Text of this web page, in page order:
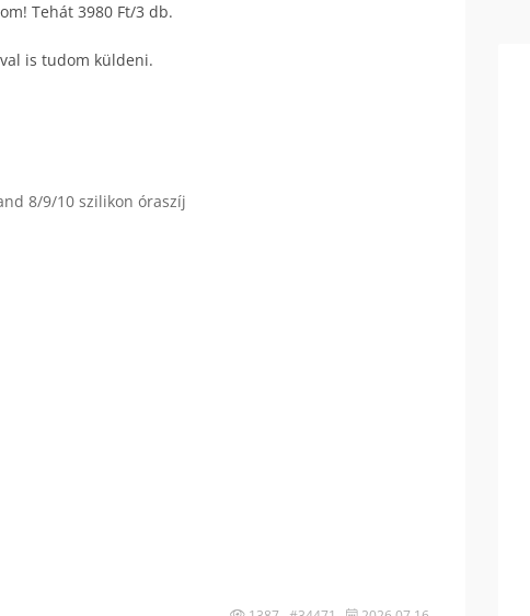
Tehát 3980 Ft/3 db.
is tudom küldeni.
8/9/10 szilikon óraszíj